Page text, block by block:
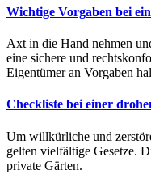
Wichtige Vorgaben bei
Axt in die Hand nehmen
eine sichere und
Eigentümer an Vorgaben
Checkliste bei einer
Um willkürliche und
gelten vielfältige Gesetze.
private Gärten.